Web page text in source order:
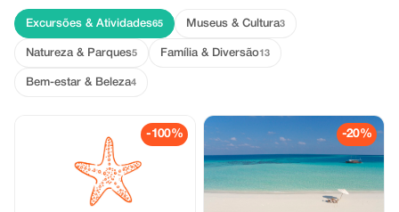
Excursões & Atividades65 Museus & Cultura3
Natureza & Parques5 Família & Diversão13
Bem-estar & Beleza4
-100% -20%